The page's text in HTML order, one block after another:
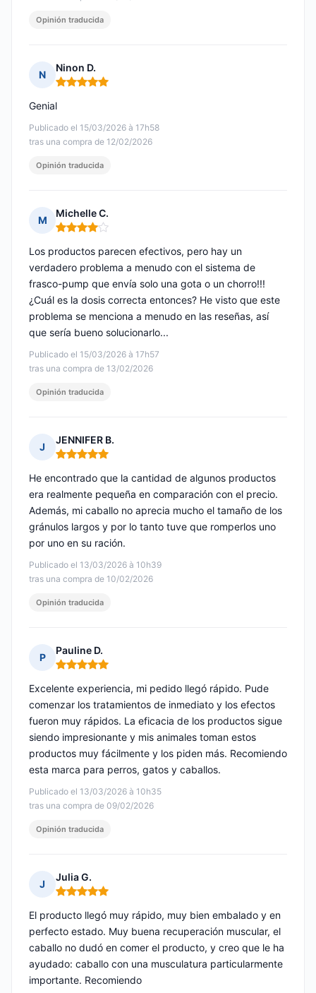
Opinión traducida
N
Ninon D.
Nota: 5 de 5
Publicado el 15/03/2026 à 17h58
tras una compra de 12/02/2026
Genial
Opinión traducida
M
Michelle C.
Nota: 4 de 5
Publicado el 15/03/2026 à 17h57
tras una compra de 13/02/2026
Los productos parecen efectivos, pero hay un
verdadero problema a menudo con el sistema de
frasco-pump que envía solo una gota o un chorro!!!
¿Cuál es la dosis correcta entonces? He visto que este
problema se menciona a menudo en las reseñas, así
que sería bueno solucionarlo...
Opinión traducida
J
JENNIFER B.
Nota: 5 de 5
Publicado el 13/03/2026 à 10h39
tras una compra de 10/02/2026
He encontrado que la cantidad de algunos productos
era realmente pequeña en comparación con el precio.
Además, mi caballo no aprecia mucho el tamaño de los
gránulos largos y por lo tanto tuve que romperlos uno
por uno en su ración.
Opinión traducida
P
Pauline D.
Nota: 5 de 5
Publicado el 13/03/2026 à 10h35
tras una compra de 09/02/2026
Excelente experiencia, mi pedido llegó rápido. Pude
comenzar los tratamientos de inmediato y los efectos
fueron muy rápidos. La eficacia de los productos sigue
siendo impresionante y mis animales toman estos
productos muy fácilmente y los piden más. Recomiendo
esta marca para perros, gatos y caballos.
Opinión traducida
J
Julia G.
Nota: 5 de 5
El producto llegó muy rápido, muy bien embalado y en
perfecto estado. Muy buena recuperación muscular, el
caballo no dudó en comer el producto, y creo que le ha
ayudado: caballo con una musculatura particularmente
importante. Recomiendo